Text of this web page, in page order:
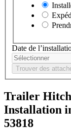
Date de
Trouver des
Trailer
Installation
53818